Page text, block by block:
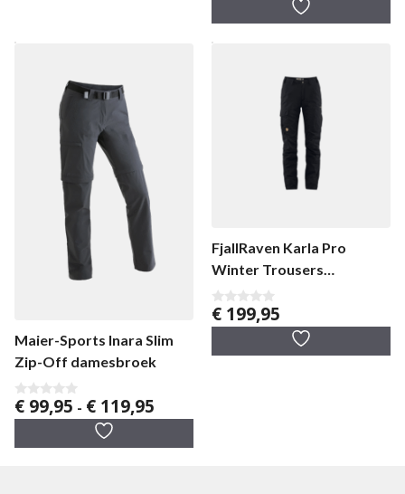
5
Maier-Sports Inara Slim
Zip-Off damesbroek
0
v
€ 99,95 - € 119,95
€ 99,95
FjallRaven Karla Pro
Winter Trousers
damesbroek
0
v
€ 199,95